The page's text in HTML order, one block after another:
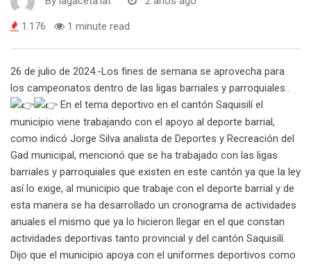
1.176 1 minute read
26 de julio de 2024.-Los fines de semana se aprovecha para
los campeonatos dentro de las ligas barriales y parroquiales..
En el tema deportivo en el cantón Saquisilí el
municipio viene trabajando con el apoyo al deporte barrial,
como indicó Jorge Silva analista de Deportes y Recreación del
Gad municipal, mencionó que se ha trabajado con las ligas
barriales y parroquiales que existen en este cantón ya que la ley
así lo exige, al municipio que trabaje con el deporte barrial y de
esta manera se ha desarrollado un cronograma de actividades
anuales el mismo que ya lo hicieron llegar en el que constan
actividades deportivas tanto provincial y del cantón Saquisilí.
Dijo que el municipio apoya con el uniformes deportivos como